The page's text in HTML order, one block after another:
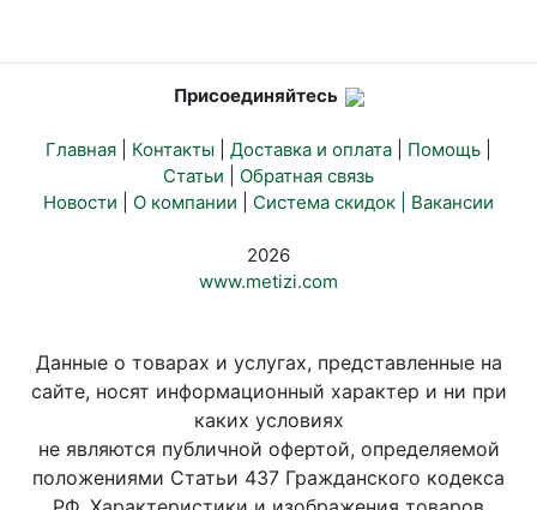
Присоединяйтесь
Главная Контакты Доставка и оплата Помощь
Статьи
Обратная связь
Новости
О компании Система скидок | Вакансии
2026
www.metizi.com
Данные о товарах и услугах, представленные на
сайте, носят информационный характер и ни при
каких условиях
не являются публичной офертой, определяемой
положениями Статьи 437 Гражданского кодекса